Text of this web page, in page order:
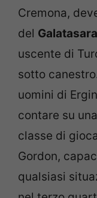
Cremona,
del
uscente di
sotto
uomini di
contare su una
classe di
Gordon,
qualsiasi